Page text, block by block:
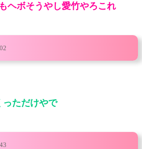
ヘボそうやし愛竹やろこれ
っただけやで